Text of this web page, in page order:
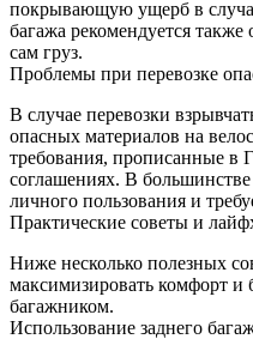
покрывающую ущерб в
багажа рекомендуется
сам груз.
Проблемы при перевозке
В случае перевозки
опасных материалов на
требования, прописанные
соглашениях. В
личного пользования и
Практические советы и
Ниже несколько полезных
максимизировать комфорт и
багажником.
Использование заднего